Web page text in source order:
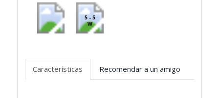
5 - 5
W
Características Recomendar a un amigo